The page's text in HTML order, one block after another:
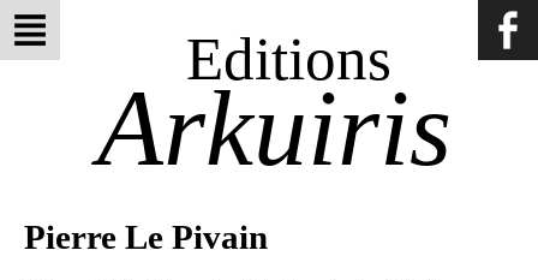
Editions
Arkuiris
Pierre Le Pivain